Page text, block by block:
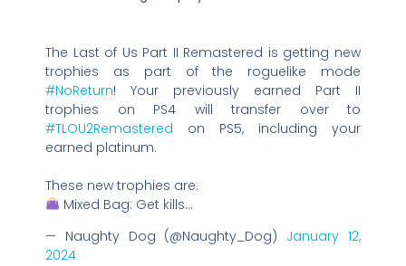
The Last of Us Part II Remastered is getting new
trophies as part of the roguelike mode
#NoReturn! Your previously earned Part II
trophies on PS4 will transfer over to
#TLOU2Remastered on PS5, including your
earned platinum.
These new trophies are:
Mixed Bag: Get kills…
— Naughty Dog (@Naughty_Dog) January 12,
2024